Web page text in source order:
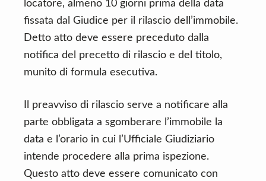
locatore, almeno 10 giorni prima della data
fissata dal Giudice per il rilascio dell’immobile.
Detto atto deve essere preceduto dalla
notifica del precetto di rilascio e del titolo,
munito di formula esecutiva.
Il preavviso di rilascio serve a notificare alla
parte obbligata a sgomberare l’immobile la
data e l’orario in cui l’Ufficiale Giudiziario
intende procedere alla prima ispezione.
Questo atto deve essere comunicato con